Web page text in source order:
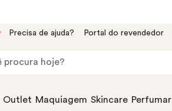
Precisa de ajuda? Portal do revendedor
Outlet Maquiagem Skincare